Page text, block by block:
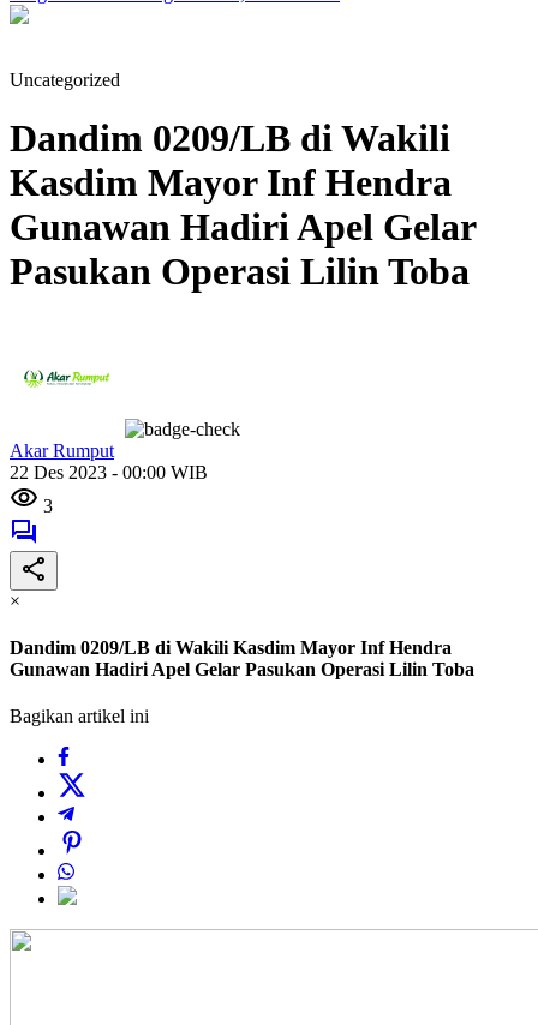
Uncategorized
Dandim 0209/LB di Wakili
Kasdim Mayor Inf Hendra
Gunawan Hadiri Apel Gelar
Pasukan Operasi Lilin Toba
Akar Rumput
22 Des 2023 - 00:00 WIB
3
×
Dandim 0209/LB di Wakili Kasdim Mayor Inf Hendra
Gunawan Hadiri Apel Gelar Pasukan Operasi Lilin Toba
Bagikan artikel ini